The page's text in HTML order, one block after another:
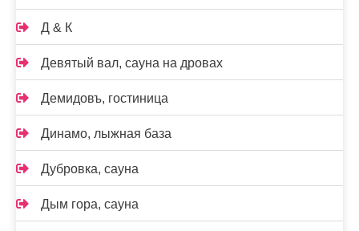
Д & К
Девятый вал, сауна на дровах
Демидовъ, гостиница
Динамо, лыжная база
Дубровка, сауна
Дым гора, сауна